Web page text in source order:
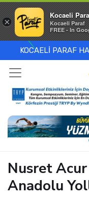
KOCAELİ PARAF
Nusret Acur
Anadolu
×
Kocaeli
Kocaeli Paraf
FREE - In